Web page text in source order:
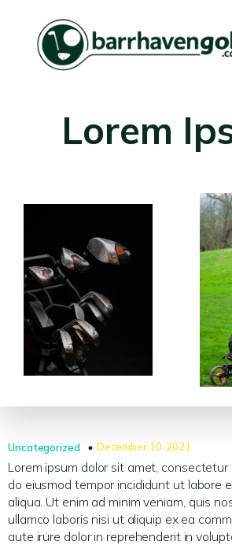
Lorem
Uncategorized December 10, 2021
Lorem ipsum dolor sit amet, consectetur
do eiusmod tempor incididunt ut labore
aliqua. Ut enim ad minim veniam, quis
ullamco laboris nisi ut aliquip ex ea
aute irure dolor in reprehenderit in